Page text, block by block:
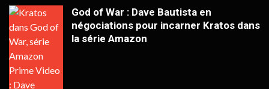
God of War : Dave Bautista en
négociations pour incarner Kratos dans
la série Amazon